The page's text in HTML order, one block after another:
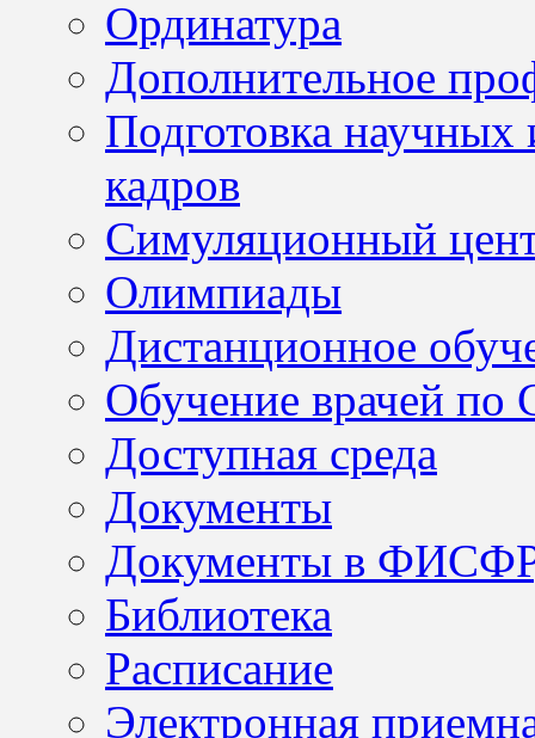
Ординатура
Дополнительное
Подготовка научных
кадров
Симуляционный
Олимпиады
Дистанционное
Обучение врачей по
Доступная среда
Документы
Документы в
Библиотека
Расписание
Электронная